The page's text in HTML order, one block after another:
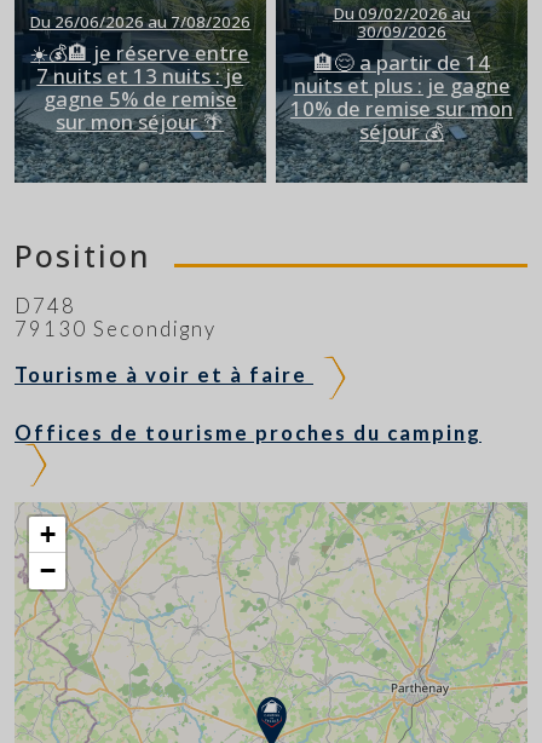
Du 26/06/2026 au 7/08/2026
☀️💰🏨 je réserve entre
7 nuits et 13 nuits : je
gagne 5% de remise
sur mon séjour 🌴
Du 09/02/2026 au
30/09/2026
🏨😌 a partir de 14
nuits et plus : je gagne
10% de remise sur mon
séjour 💰
Position
D748
79130 Secondigny
Tourisme à voir et à faire
Offices de tourisme proches du camping
+
−